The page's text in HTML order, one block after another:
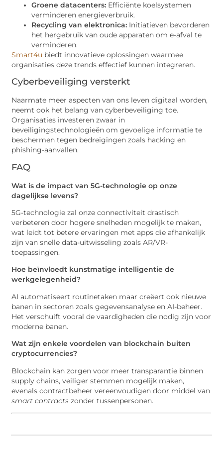
Groene datacenters: Efficiënte koelsystemen
verminderen energieverbruik.
Recycling van elektronica: Initiatieven bevorderen
het hergebruik van oude apparaten om e-afval te
verminderen.
Smart4u biedt innovatieve oplossingen waarmee
organisaties deze trends effectief kunnen integreren.
Cyberbeveiliging versterkt
Naarmate meer aspecten van ons leven digitaal worden,
neemt ook het belang van cyberbeveiliging toe.
Organisaties investeren zwaar in
beveiligingstechnologieën om gevoelige informatie te
beschermen tegen bedreigingen zoals hacking en
phishing-aanvallen.
FAQ
Wat is de impact van 5G-technologie op onze
dagelijkse levens?
5G-technologie zal onze connectiviteit drastisch
verbeteren door hogere snelheden mogelijk te maken,
wat leidt tot betere ervaringen met apps die afhankelijk
zijn van snelle data-uitwisseling zoals AR/VR-
toepassingen.
Hoe beïnvloedt kunstmatige intelligentie de
werkgelegenheid?
AI automatiseert routinetaken maar creëert ook nieuwe
banen in sectoren zoals gegevensanalyse en AI-beheer.
Het verschuift vooral de vaardigheden die nodig zijn voor
moderne banen.
Wat zijn enkele voordelen van blockchain buiten
cryptocurrencies?
Blockchain kan zorgen voor meer transparantie binnen
supply chains, veiliger stemmen mogelijk maken,
evenals contractbeheer vereenvoudigen door middel van
smart contracts zonder tussenpersonen.